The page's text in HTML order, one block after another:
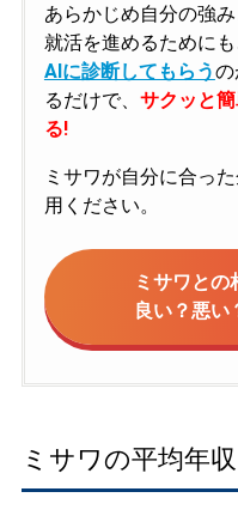
あらかじめ自分の強
就活を進めるために
AIに診断してもらうの
るだけで、 サクッと
る!
ミサワが自分に合っ
用ください。
ミサワとの
良い？悪い
ミサワの平均年